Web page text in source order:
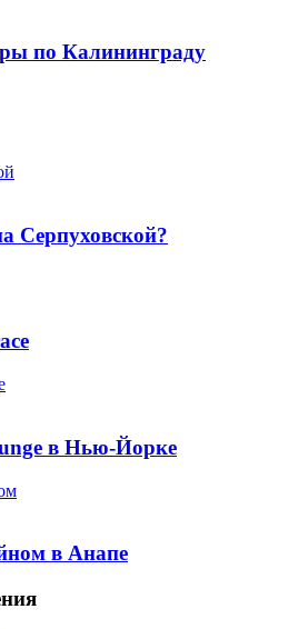
по Калининграду
Серпуховской?
в Нью-Йорке
в Анапе